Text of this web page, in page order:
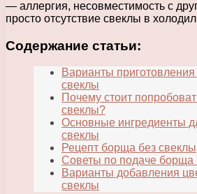
— аллергия, несовместимость с
просто отсутствие свеклы в
Содержание статьи:
Варианты
свеклы
Почему стоит
свеклы?
Основные ингредиенты
свеклы
Рецепт борща без свеклы
Советы по подаче борща
Варианты добавления
свеклы